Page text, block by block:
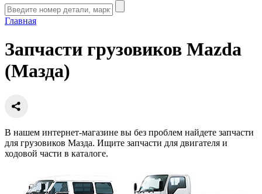
Главная
Запчасти грузовиков Mazda
(Мазда)
В нашем интернет-магазине вы без проблем найдете запчасти
для грузовиков Мазда. Ищите запчасти для двигателя и
ходовой части в каталоге.